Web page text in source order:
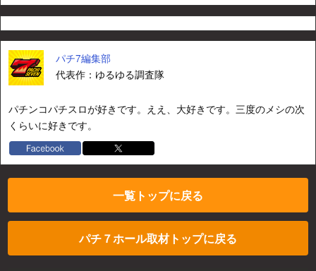
パチ7編集部
代表作：ゆるゆる調査隊
パチンコパチスロが好きです。ええ、大好きです。三度のメシの次
くらいに好きです。
一覧トップに戻る
パチ７ホール取材トップに戻る